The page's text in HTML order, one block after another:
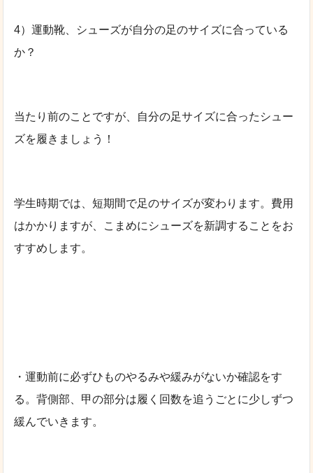
4）運動靴、シューズが自分の足のサイズに合っている
か？
当たり前のことですが、自分の足サイズに合ったシュー
ズを履きましょう！
学生時期では、短期間で足のサイズが変わります。費用
はかかりますが、こまめにシューズを新調することをお
すすめします。
・運動前に必ずひものやるみや緩みがないか確認をす
る。背側部、甲の部分は履く回数を追うごとに少しずつ
緩んでいきます。